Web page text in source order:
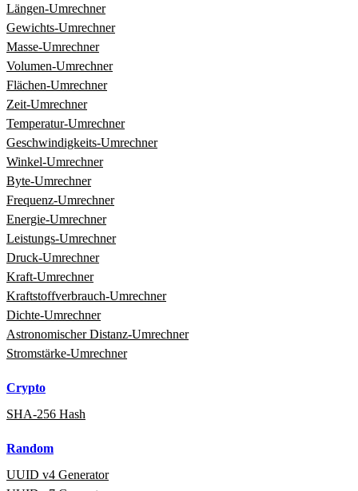
Längen‑Umrechner
Gewichts‑Umrechner
Masse‑Umrechner
Volumen‑Umrechner
Flächen‑Umrechner
Zeit‑Umrechner
Temperatur‑Umrechner
Geschwindigkeits‑Umrechner
Winkel‑Umrechner
Byte‑Umrechner
Frequenz‑Umrechner
Energie‑Umrechner
Leistungs‑Umrechner
Druck‑Umrechner
Kraft‑Umrechner
Kraftstoffverbrauch‑Umrechner
Dichte‑Umrechner
Astronomischer Distanz‑Umrechner
Stromstärke‑Umrechner
Crypto
SHA-256 Hash
Random
UUID v4 Generator